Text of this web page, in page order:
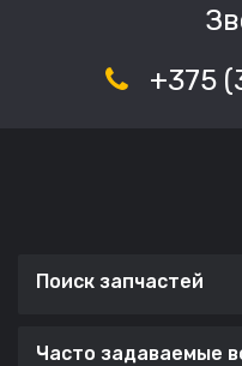
+375
Поиск запчастей
Часто задаваемые